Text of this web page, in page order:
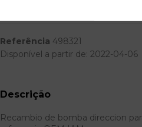
Referência 498321
Disponível a partir de: 2022-04-06
Descrição
Recambio de bomba direccion